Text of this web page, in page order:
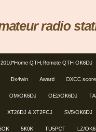
QTH,Remote QTH OK6DJ
Dx4win Award DXCC score
OM/OK6DJ OE2/OK6DJ
XT26DJ & XT2FCJ SV5/OK6DJ
5K0K TU5PCT LZ/
radio